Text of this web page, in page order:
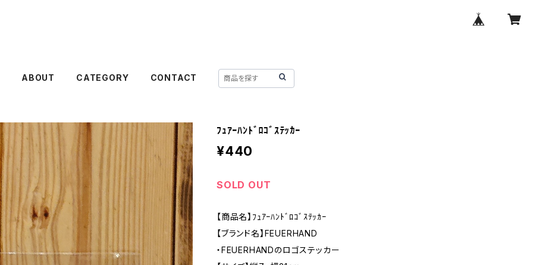
ABOUT CATEGORY CONTACT
ﾌｭｱｰﾊﾝﾄﾞﾛｺﾞｽﾃｯｶｰ
¥440
SOLD OUT
【商品名】ﾌｭｱｰﾊﾝﾄﾞﾛｺﾞｽﾃｯｶｰ
【ブランド名】FEUERHAND
・FEUERHANDのロゴステッカー